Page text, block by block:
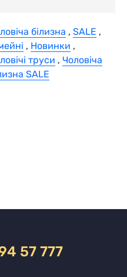
білизна , SALE ,
, Новинки ,
труси , Чоловіча
SALE
57 777